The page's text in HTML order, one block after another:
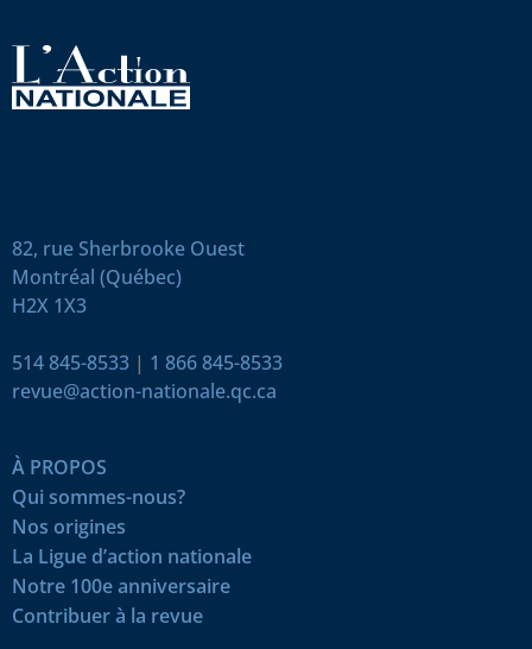
82, rue Sherbrooke Ouest
Montréal (Québec)
H2X 1X3
514 845-8533 | 1 866 845-8533
revue@action-nationale.qc.ca
À PROPOS
Qui sommes-nous?
Nos origines
La Ligue d’action nationale
Notre 100e anniversaire
Contribuer à la revue